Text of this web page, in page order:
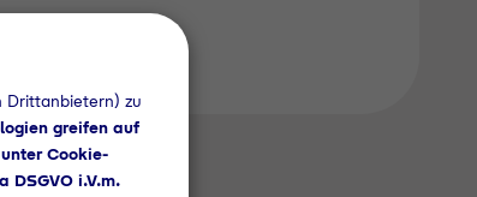
Drittanbietern) zu
greifen auf
Cookie-
DSGVO i.V.m.